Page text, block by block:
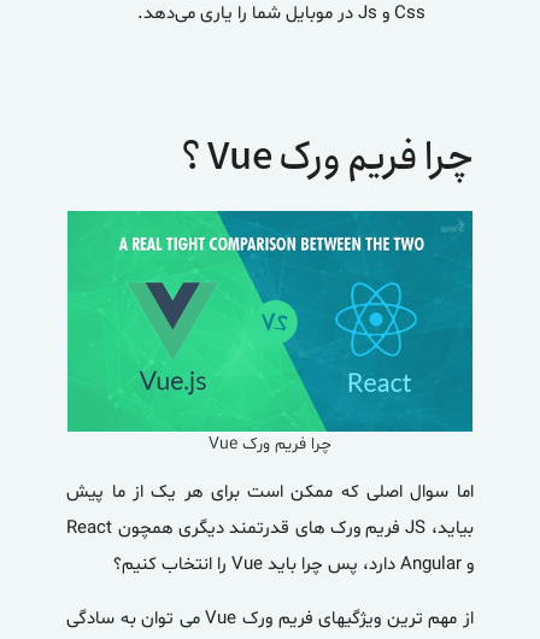
Css و Js در موبایل شما را یاری می‌دهد.
چرا فریم ورکVue؟
چرا فریم ورک Vue
اما سوال اصلی که ممکن است برای هر یک از ما پیش
بیاید، JS فریم ورک های قدرتمند دیگری همچون React
و Angular دارد، پس چرا باید
Vue را انتخاب کنیم؟
از مهم ترین ویژگی­های فریم ورک Vueمی توان به سادگی